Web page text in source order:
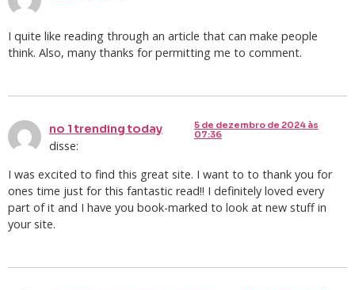
I quite like reading through an article that can make people
think. Also, many thanks for permitting me to comment.
no 1 trending today
disse:
5 de dezembro de 2024 às
07:36
I was excited to find this great site. I want to to thank you for
ones time just for this fantastic read!! I definitely loved every
part of it and I have you book-marked to look at new stuff in
your site.